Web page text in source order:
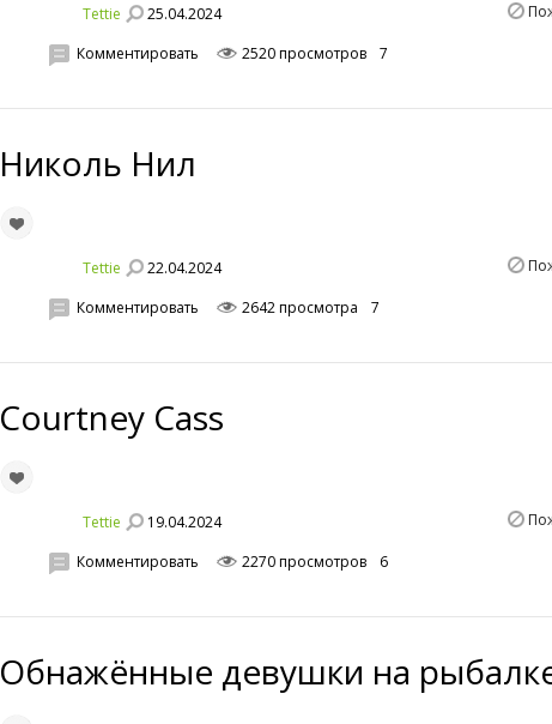
Tettie 25.04.2024
Комментировать 2520 просмотров 7
Николь Нил
Tettie 22.04.2024
Комментировать 2642 просмотра 7
Courtney Cass
Tettie 19.04.2024
Комментировать 2270 просмотров 6
Обнажённые девушки на